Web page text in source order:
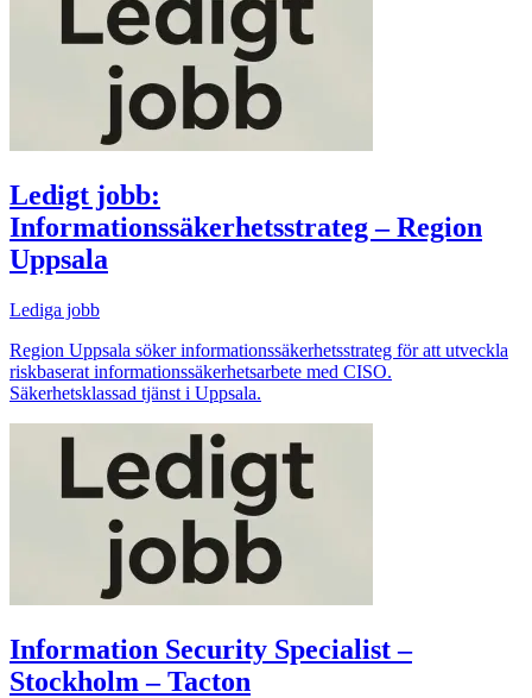
Ledigt jobb:
Informationssäkerhetsstrateg – Region
Uppsala
Lediga jobb
Region Uppsala söker informationssäkerhetsstrateg för att utveckla
riskbaserat informationssäkerhetsarbete med CISO.
Säkerhetsklassad tjänst i Uppsala.
Information Security Specialist –
Stockholm – Tacton